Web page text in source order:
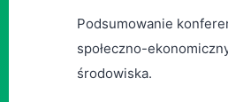
Podsumowanie
społeczno-
środowiska.